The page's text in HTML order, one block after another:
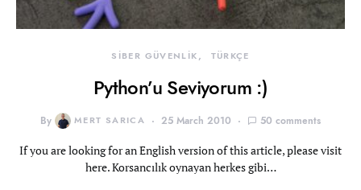
SİBER GÜVENLİK TÜRKÇE
Python’u Seviyorum :)
By MERT SARICA 25 March 2010 50 comments
If you are looking for an English version of this article, please visit
here. Korsancılık oynayan herkes gibi…